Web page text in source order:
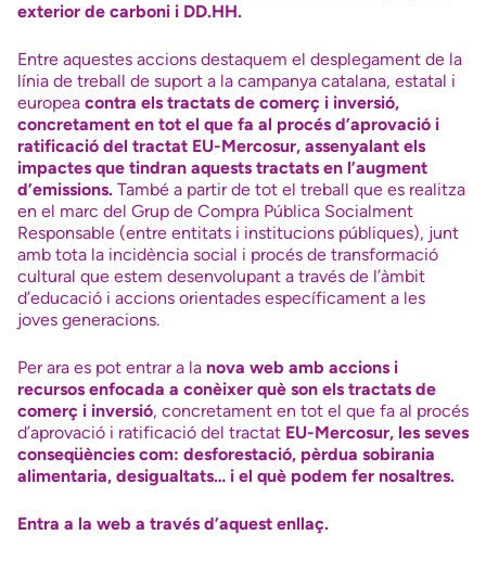
exterior de carboni i DD.HH.
Entre aquestes accions destaquem el desplegament de la
línia de treball de suport a la campanya catalana, estatal i
europea contra els tractats de comerç i inversió,
concretament en tot el que fa al procés d’aprovació i
ratificació del tractat EU-Mercosur, assenyalant els
impactes que tindran aquests tractats en l’augment
d’emissions. També a partir de tot el treball que es realitza
en el marc del Grup de Compra Pública Socialment
Responsable (entre entitats i institucions públiques), junt
amb tota la incidència social i procés de transformació
cultural que estem desenvolupant a través de l’àmbit
d’educació i accions orientades específicament a les
joves generacions.
Per ara es pot entrar a la nova web amb accions i
recursos enfocada a conèixer què son els tractats de
comerç i inversió, concretament en tot el que fa al procés
d’aprovació i ratificació del tractat EU-Mercosur, les seves
conseqüències com: desforestació, pèrdua sobirania
alimentaria, desigualtats… i el què podem fer nosaltres.
Entra a la web a través d’aquest enllaç.